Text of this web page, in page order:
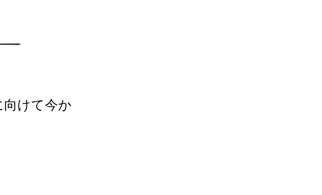
向けて今か